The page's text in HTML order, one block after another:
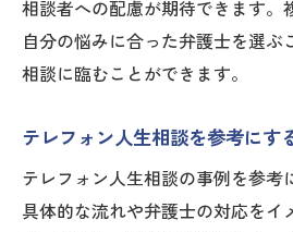
相談者への配慮が期待できます。
自分の悩みに合った弁護士を選ぶ
相談に臨むことができます。
テレフォン人生相談を参考にす
テレフォン人生相談の事例を参考
具体的な流れや弁護士の対応をイ